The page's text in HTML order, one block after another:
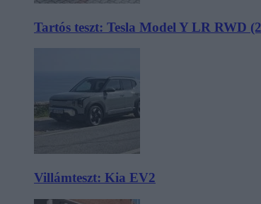
Tartós teszt: Tesla Model Y LR RWD
Villámteszt: Kia EV2